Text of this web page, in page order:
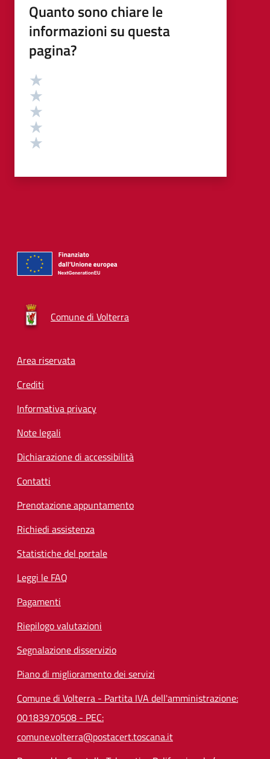
Quanto sono chiare le
informazioni su questa
pagina?
Valutazione
Comune di Volterra
Footer menu
Area riservata
Crediti
Informativa privacy
Note legali
Dichiarazione di accessibilità
Contatti
Prenotazione appuntamento
Richiedi assistenza
Statistiche del portale
Leggi le FAQ
Pagamenti
Riepilogo valutazioni
Segnalazione disservizio
Piano di miglioramento dei servizi
Comune di Volterra - Partita IVA dell'amministrazione:
00183970508 - PEC:
comune.volterra@postacert.toscana.it